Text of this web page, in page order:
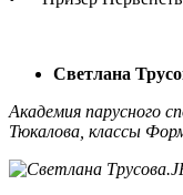
Светлана
Академия
Тюкалова, классы